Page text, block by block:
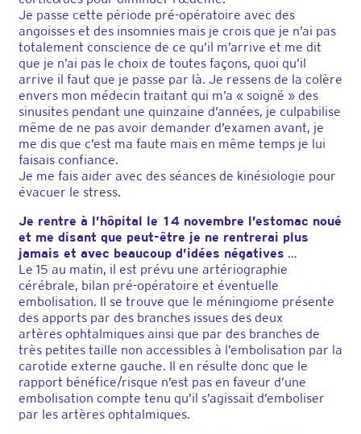
Je passe cette période pré-opératoire avec des
angoisses et des insomnies mais je crois que je n’ai pas
totalement conscience de ce qu’il m’arrive et me dit
que je n’ai pas le choix de toutes façons, quoi qu’il
arrive il faut que je passe par là. Je ressens de la colère
envers mon médecin traitant qui m’a « soigné » des
sinusites pendant une quinzaine d’années, je culpabilise
même de ne pas avoir demander d’examen avant, je
me dis que c’est ma faute mais en même temps je lui
faisais confiance.
Je me fais aider avec des séances de kinésiologie pour
évacuer le stress.
Je rentre à l’hôpital le 14 novembre l’estomac noué
et me disant que peut-être je ne rentrerai plus
jamais et avec beaucoup d’idées négatives …
Le 15 au matin, il est prévu une artériographie
cérébrale, bilan pré-opératoire et éventuelle
embolisation. Il se trouve que le méningiome présente
des apports par des branches issues des deux
artères ophtalmiques ainsi que par des branches de
très petites taille non accessibles à l’embolisation par la
carotide externe gauche. Il en résulte donc que le
rapport bénéfice/risque n’est pas en faveur d’une
embolisation compte tenu qu’il s’agissait d’emboliser
par les artères ophtalmiques.